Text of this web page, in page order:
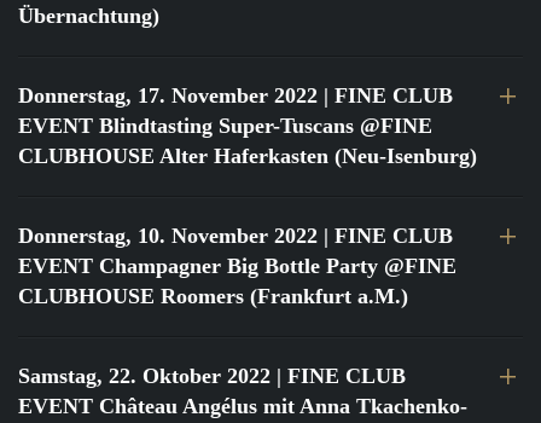
Übernachtung)
Donnerstag, 17. November 2022 | FINE CLUB
EVENT Blindtasting Super-Tuscans @FINE
CLUBHOUSE Alter Haferkasten (Neu-Isenburg)
Donnerstag, 10. November 2022 | FINE CLUB
EVENT Champagner Big Bottle Party @FINE
CLUBHOUSE Roomers (Frankfurt a.M.)
Samstag, 22. Oktober 2022 | FINE CLUB
EVENT Château Angélus mit Anna Tkachenko-